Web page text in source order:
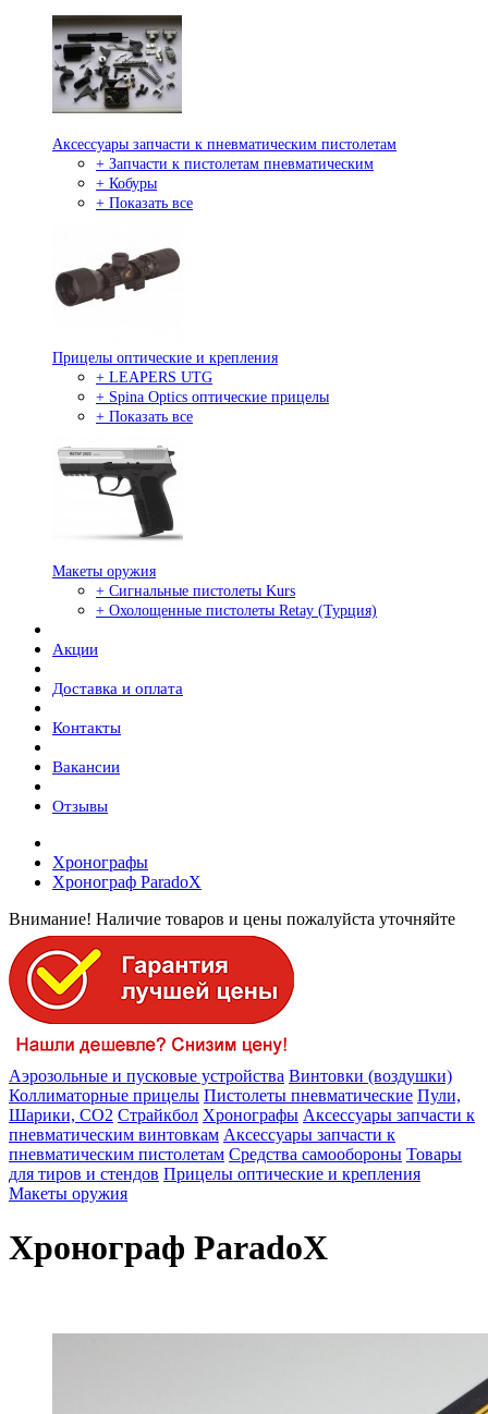
Аксессуары запчасти к пневматическим пистолетам
+ Запчасти к пистолетам пневматическим
+ Кобуры
+ Показать все
Прицелы оптические и крепления
+ LEAPERS UTG
+ Spina Optics оптические прицелы
+ Показать все
Макеты оружия
+ Сигнальные пистолеты Kurs
+ Охолощенные пистолеты Retay (Турция)
Акции
Доставка и оплата
Контакты
Вакансии
Отзывы
Хронографы
Хронограф ParadoX
Внимание! Наличие товаров и цены пожалуйста уточняйте
Аэрозольные и пусковые устройства Винтовки (воздушки)
Коллиматорные прицелы Пистолеты пневматические Пули,
Шарики, СО2 Страйкбол Хронографы Аксессуары запчасти к
пневматическим винтовкам Аксессуары запчасти к
пневматическим пистолетам Средства самообороны Товары
для тиров и стендов Прицелы оптические и крепления
Макеты оружия
Хронограф ParadoX